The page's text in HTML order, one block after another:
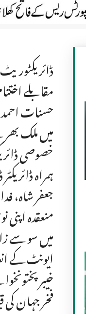
میں ملک
خصوصی
ہمراہ
جعفر شاہ،
منعقدہ
میں سو سے
ایونٹ کے
خیبر
فخر جہان